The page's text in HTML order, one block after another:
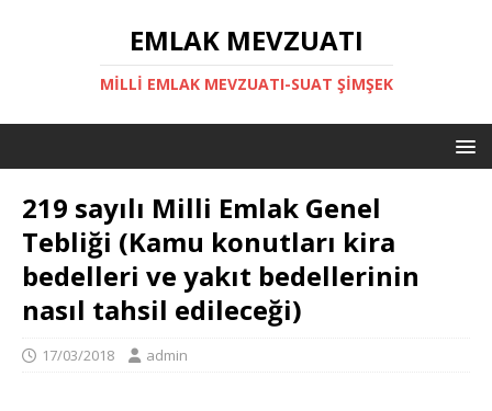
EMLAK MEVZUATI
MILLI EMLAK MEVZUATI-SUAT ŞİMŞEK
219 sayılı Milli Emlak Genel
Tebliği (Kamu konutları kira
bedelleri ve yakıt bedellerinin
nasıl tahsil edileceği)
17/03/2018 admin